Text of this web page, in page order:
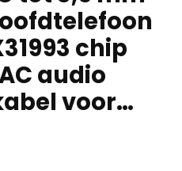
chip
audio
voor…